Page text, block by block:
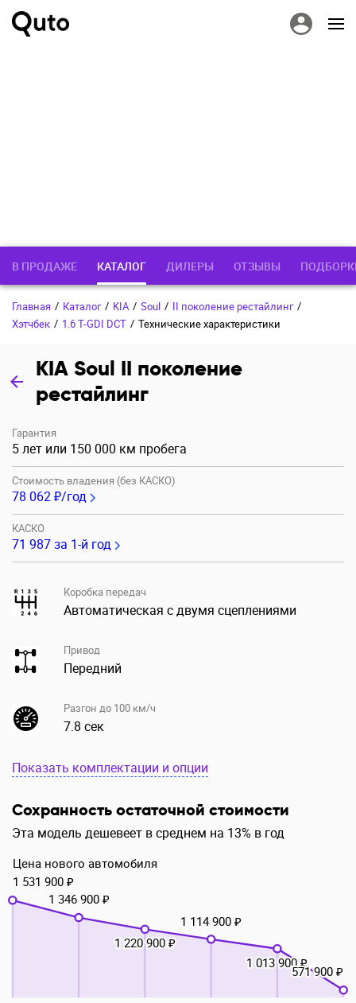
В ПРОДАЖЕ КАТАЛОГ ДИЛЕРЫ ОТЗЫВЫ
Главная / Каталог / KIA / Soul / II поколение рестайлинг /
Хэтчбек / 1.6 T-GDI DCT / Технические характеристики
KIA Soul II поколение
рестайлинг
Гарантия
5 лет или 150 000 км пробега
Стоимость владения (без КАСКО)
78 062 ₽/год
КАСКО
71 987за 1-й год
Коробка передач
Автоматическая с двумя сцеплениями
Привод
Передний
Разгон до 100 км/ч
7.8 сек
Показать комплектации и опции
Сохранность остаточной стоимости
Эта модель дешевеет в среднем на 13% в год
Цена нового автомобиля
1 531 900 ₽
1 346 900 ₽
1 220 900 ₽
1 114 900 ₽
1 013 900 ₽
571 900 ₽